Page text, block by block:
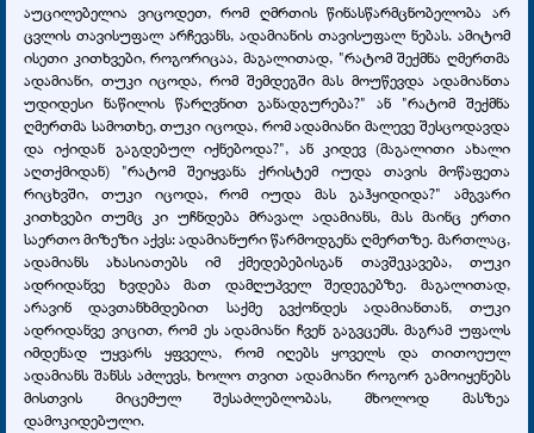
აუცილებელია ვიცოდეთ, რომ ღმრთის წინასწარმცნობელობა არ
ცვლის თავისუფალ არჩევანს, ადამიანის თავისუფალ ნებას. ამიტომ
ისეთი კითხვები, როგორიცაა, მაგალითად, "რატომ შექმნა ღმერთმა
ადამიანი, თუკი იცოდა, რომ შემდეგში მას მოუწევდა ადამიანთა
უდიდესი ნაწილის წარღვნით განადგურება?" ან "რატომ შექმნა
ღმერთმა სამოთხე, თუკი იცოდა, რომ ადამიანი მალევე შესცოდავდა
და იქიდან გაგდებულ იქნებოდა?", ან კიდევ (მაგალითი ახალი
აღთქმიდან) "რატომ შეიყვანა ქრისტემ იუდა თავის მოწაფეთა
რიცხვში, თუკი იცოდა, რომ იუდა მას გაჰყიდიდა?" ამგვარი
კითხვები თუმც კი უჩნდება მრავალ ადამიანს, მას მაინც ერთი
საერთო მიზეზი აქვს: ადამიანური წარმოდგენა ღმერთზე. მართლაც,
ადამიანს ახასიათებს იმ ქმედებებისგან თავშეკავება, თუკი
ადრიდანვე ხვდება მათ დამღუპველ შედეგებზე. მაგალითად,
არავინ დავთანხმდებით საქმე გვქონდეს ადამიანთან, თუკი
ადრიდანვე ვიცით, რომ ეს ადამიანი ჩვენ გაგვცემს. მაგრამ უფალს
იმდენად უყვარს ყფველა, რომ იღებს ყოველს და თითოეულ
ადამიანს შანსს აძლევს, ხოლო თვით ადამიანი როგორ გამოიყენებს
მისთვის მიცემულ შესაძლებლობას, მხოლოდ მასზეა
დამოკიდებული.